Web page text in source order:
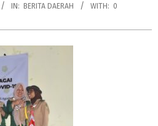
IN: BERITA DAERAH WITH: 0